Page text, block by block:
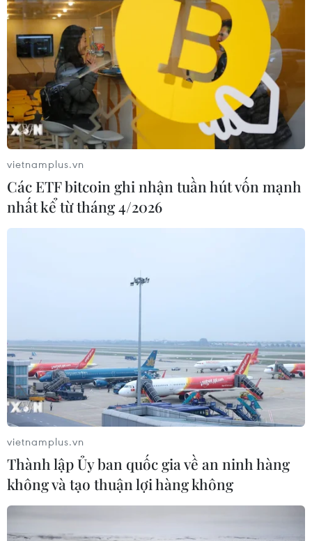
vietnamplus.vn
Các ETF bitcoin ghi nhận tuần hút vốn mạnh
nhất kể từ tháng 4/2026
vietnamplus.vn
Thành lập Ủy ban quốc gia về an ninh hàng
không và tạo thuận lợi hàng không